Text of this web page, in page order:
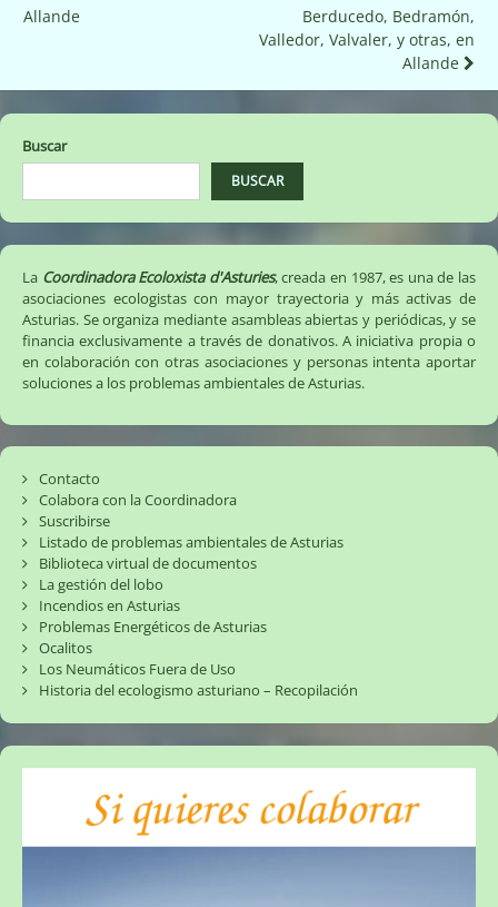
de
Allande
Berducedo, Bedramón,
Valledor, Valvaler, y otras, en
Allande
Buscar
BUSCAR
La Coordinadora Ecoloxista d'Asturies, creada en 1987, es una de las
asociaciones ecologistas con mayor trayectoria y más activas de
Asturias. Se organiza mediante asambleas abiertas y periódicas, y se
financia exclusivamente a través de donativos. A iniciativa propia o
en colaboración con otras asociaciones y personas intenta aportar
soluciones a los problemas ambientales de Asturias.
Contacto
Colabora con la Coordinadora
Suscribirse
Listado de problemas ambientales de Asturias
Biblioteca virtual de documentos
La gestión del lobo
Incendios en Asturias
Problemas Energéticos de Asturias
Ocalitos
Los Neumáticos Fuera de Uso
Historia del ecologismo asturiano – Recopilación